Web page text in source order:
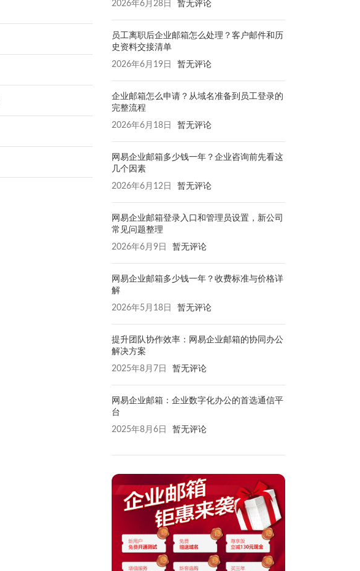
2026年6月28日 暂无评论
员工离职后企业邮箱怎么处理？客户邮件和历
史资料交接清单
2026年6月19日 暂无评论
企业邮箱怎么申请？从域名准备到员工登录的
完整流程
2026年6月18日 暂无评论
网易企业邮箱多少钱一年？企业咨询前先看这
几个因素
2026年6月12日 暂无评论
网易企业邮箱登录入口和管理员设置，新公司
常见问题整理
2026年6月9日 暂无评论
网易企业邮箱多少钱一年？收费标准与价格详
解
2026年5月18日 暂无评论
提升团队协作效率：网易企业邮箱的协同办公
解决方案
2025年8月7日 暂无评论
网易企业邮箱：企业数字化办公的首选通信平
台
2025年8月6日 暂无评论